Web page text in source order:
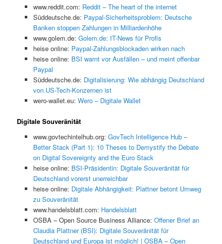
www.reddit.com: Reddit – The heart of the internet
Süddeutsche.de: Paypal-Sicherheitsproblem: Deutsche
Banken stoppen Zahlungen in Milliardenhöhe
www.golem.de: Golem.de: IT-News für Profis
heise online: Paypal-Zahlungsblockaden wirken nach
heise online: BSI warnt vor Ausfällen – und meint offenbar
Paypal
Süddeutsche.de: Digitalisierung: Wie abhängig Deutschland
von US-Tech-Konzernen ist
wero-wallet.eu: Wero – Digitale Wallet
Digitale Souveränität
www.govtechintelhub.org: GovTech Intelligence Hub –
Better Stack (Part 1): 10 Theses to Demystify the Debate
on Digital Sovereignty and the Euro Stack
heise online: BSI-Präsidentin: Digitale Souveränität für
Deutschland vorerst unerreichbar
heise online: Digitale Abhängigkeit: Plattner betont Umweg
zu Souveränität
www.handelsblatt.com: Handelsblatt
OSBA – Open Source Business Alliance: Offener Brief an
Claudia Plattner (BSI): Digitale Souveränität für
Deutschland und Europa ist möglich! | OSBA – Open